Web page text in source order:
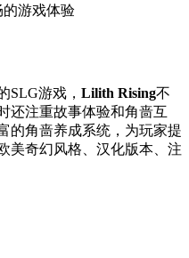
游戏体验
SLG游戏， Lilith Rising不
还注重故事体验和角啬互
的角啬养成系统，为玩家提
美奇幻风格、汉化版本、注